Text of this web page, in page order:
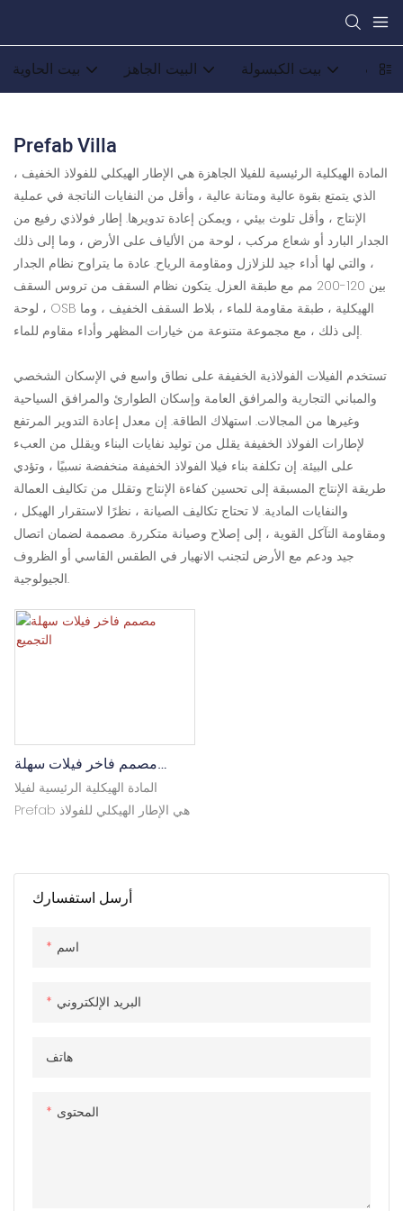
بيت الحاوية البيت الجاهز بيت الكبسولة
Prefab Villa
المادة الهيكلية الرئيسية للفيلا الجاهزة هي الإطار الهيكلي للفولاذ الخفيف ،
الذي يتمتع بقوة عالية ومتانة عالية ، وأقل من النفايات الناتجة في عملية
الإنتاج ، وأقل تلوث بيئي ، ويمكن إعادة تدويرها. إطار فولاذي رفيع من
الجدار البارد أو شعاع مركب ، لوحة من الألياف على الأرض ، وما إلى ذلك
، والتي لها أداء جيد للزلازل ومقاومة الرياح. عادة ما يتراوح نظام الجدار
بين 120-200 مم مع طبقة العزل. يتكون نظام السقف من تروس السقف
، لوحة OSB الهيكلية ، طبقة مقاومة للماء ، بلاط السقف الخفيف ، وما
إلى ذلك ، مع مجموعة متنوعة من خيارات المظهر وأداء مقاوم للماء.
تستخدم الفيلات الفولاذية الخفيفة على نطاق واسع في الإسكان الشخصي
والمباني التجارية والمرافق العامة وإسكان الطوارئ والمرافق السياحية
وغيرها من المجالات. استهلاك الطاقة. إن معدل إعادة التدوير المرتفع
لإطارات الفولاذ الخفيفة يقلل من توليد نفايات البناء ويقلل من العبء
على البيئة. إن تكلفة بناء فيلا الفولاذ الخفيفة منخفضة نسبيًا ، وتؤدي
طريقة الإنتاج المسبقة إلى تحسين كفاءة الإنتاج وتقلل من تكاليف العمالة
والنفايات المادية. لا تحتاج تكاليف الصيانة ، نظرًا لاستقرار الهيكل ،
ومقاومة التآكل القوية ، إلى إصلاح وصيانة متكررة. مصممة لضمان اتصال
جيد ودعم مع الأرض لتجنب الانهيار في الطقس القاسي أو الظروف
الجيولوجية.
أرسل استفسارك
اسم
البريد الإلكتروني
هاتف
المحتوى
مصمم فاخر فيلات سهلة
التجميع
المادة الهيكلية الرئيسية لفيلا
Prefab هي الإطار الهيكلي للفولاذ
الناتجة في عملية الإنتاج ، وأقل
تلوث بيئي ، ويمكن إعادة تدويرها.
واسع في الإسكان الشخصي
السياحية وغيرها من المجالات